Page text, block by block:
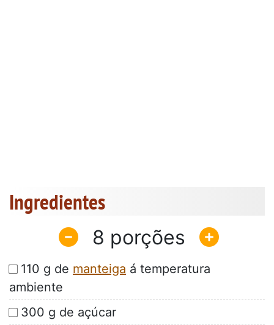
Ingredientes
8
110 g de manteiga á temperatura
ambiente
300 g de açúcar